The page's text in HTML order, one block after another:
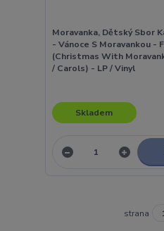
Moravanka, Dětský Sbor
- Vánoce S Moravankou -
(Christmas With
/ Carols) - LP / Vinyl
Skladem
strana